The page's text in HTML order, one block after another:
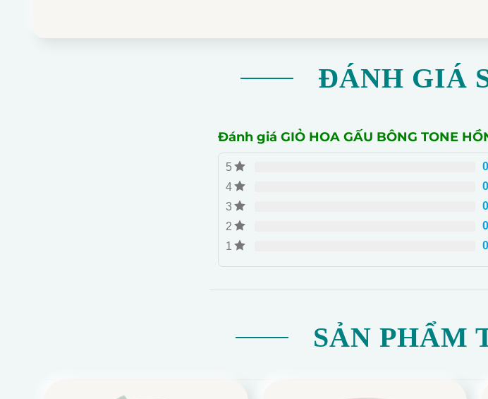
ĐÁNH GIÁ
Đánh giá GIỎ HOA GẤU BÔNG TONE
5
4
3
2
1
SẢN PHẨM